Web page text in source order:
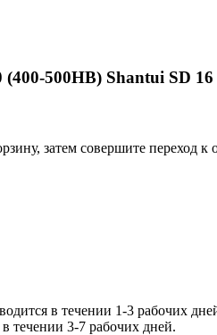
500HB) Shantui SD 16
затем совершите
в течении 1-3 рабочих
течении 3-7 рабочих дней.